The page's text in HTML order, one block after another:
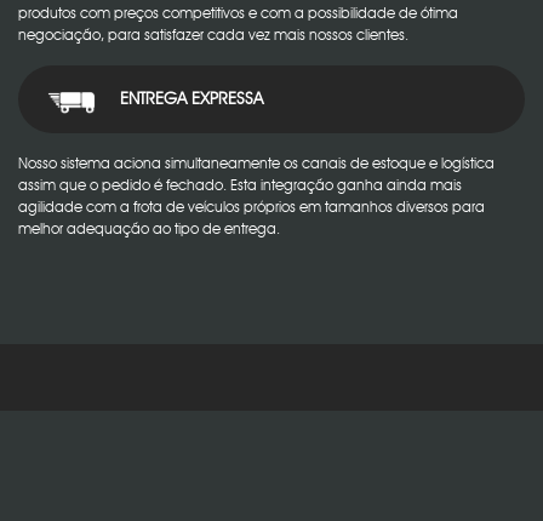
produtos com preços competitivos e com a possibilidade de ótima
negociação, para satisfazer cada vez mais nossos clientes.
ENTREGA EXPRESSA
Nosso sistema aciona simultaneamente os canais de estoque e logística
assim que o pedido é fechado. Esta integração ganha ainda mais
agilidade com a frota de veículos próprios em tamanhos diversos para
melhor adequação ao tipo de entrega.